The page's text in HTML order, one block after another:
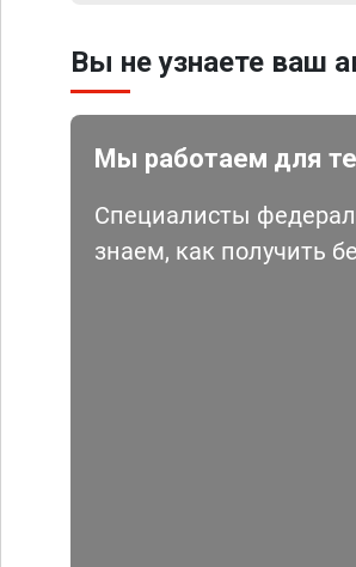
Вы не узнаете ваш
Мы работаем для
Специалисты
знаем, как получить